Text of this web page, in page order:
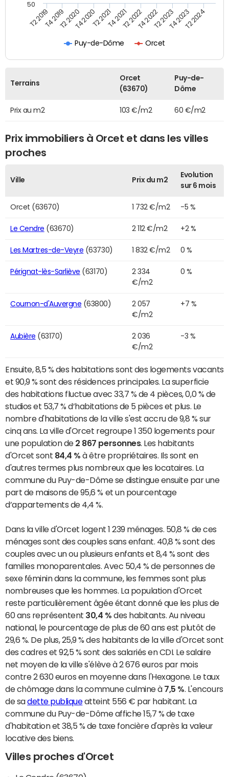
Puy-de-Dôme Orcet
T2 2019T4 2019T2 2020T4 2020T2 2021T4 2021T2 2022T4 2022T2 2023T4 2023T2 2024
50
Terrains
Orcet
(63670)
Puy-de-
Dôme
Prix au m2 103 €/m2 60 €/m2
Prix immobiliers à Orcet et dans les villes
proches
Ville Prix du m2
Evolution
sur 6 mois
Orcet (63670) 1 732 €/m2 -5 %
Le Cendre (63670) 2 112 €/m2 +2 %
Les Martres-de-Veyre (63730) 1 832 €/m2 0 %
Pérignat-lès-Sarliève (63170)
2 334
€/m2
0 %
Cournon-d'Auvergne (63800)
2 057
€/m2
+7 %
Aubière (63170)
2 036
€/m2
-3 %
Ensuite, 8,5 % des habitations sont des logements vacants
et 90,9 % sont des résidences principales. La superficie
des habitations fluctue avec 33,7 % de 4 pièces, 0,0 % de
studios et 53,7 % d’habitations de 5 pièces et plus. Le
nombre d'habitations de la ville s'est accru de 9,8 % sur
cinq ans. La ville d'Orcet regroupe 1 350 logements pour
une population de 2 867 personnes. Les habitants
d'Orcet sont 84,4 % à être propriétaires. Ils sont en
d'autres termes plus nombreux que les locataires. La
commune du Puy-de-Dôme se distingue ensuite par une
part de maisons de 95,6 % et un pourcentage
d’appartements de 4,4 %.
Dans la ville d'Orcet logent 1 239 ménages. 50,8 % de ces
ménages sont des couples sans enfant. 40,8 % sont des
couples avec un ou plusieurs enfants et 8,4 % sont des
familles monoparentales. Avec 50,4 % de personnes de
sexe féminin dans la commune, les femmes sont plus
nombreuses que les hommes. La population d'Orcet
reste particulièrement âgée étant donné que les plus de
60 ans représentent 30,4 % des habitants. Au niveau
national, le pourcentage de plus de 60 ans est plutôt de
29,6 %. De plus, 25,9 % des habitants de la ville d'Orcet sont
des cadres et 92,5 % sont des salariés en CDI. Le salaire
net moyen de la ville s'élève à 2 676 euros par mois
contre 2 630 euros en moyenne dans l'Hexagone. Le taux
de chômage dans la commune culmine à 7,5 %. L'encours
de sadette publiqueatteint 556 € par habitant. La
commune du Puy-de-Dôme affiche 15,7 % de taxe
d'habitation et 38,5 % de taxe foncière d'après la valeur
locative des biens.
Villes proches d'Orcet